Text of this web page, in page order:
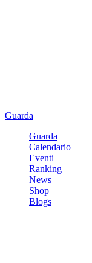
Guarda
Guarda
Calendario
Eventi
Ranking
News
Shop
Blogs